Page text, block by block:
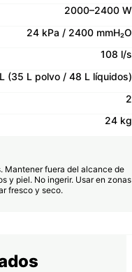
2000–2400 W
24 kPa / 2400 mmH₂O
108 l/s
(35 L polvo / 48 L líquidos)
2
24 kg
Mantener fuera del alcance de
y piel. No ingerir. Usar en zonas
fresco y seco.